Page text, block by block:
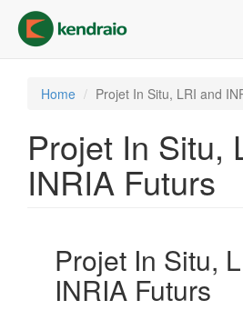
main
content
Home Projet In Situ, LRI and
Projet In Situ,
INRIA Futurs
Projet In Situ,
INRIA Futurs